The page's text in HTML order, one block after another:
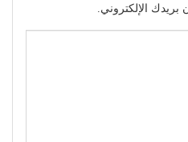
بريدك الإلكتروني.